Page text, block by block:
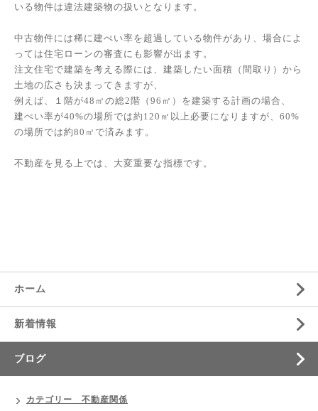
いる物件は違法建築物の扱いとなります。
中古物件には稀に建ぺい率を超過している物件があり、場合によ
っては住宅ローンの審査にも影響が出ます。
注文住宅で建築を考える際には、建築したい面積（間取り）から
土地の広さも決まってきますが、
例えば、１階が48㎡の総2階（96㎡）を建築する計画の場合、
建ぺい率が40%の場所では約120㎡以上必要になりますが、60%
の場所では約80㎡で済みます。
不動産を見る上では、大変重要な指標です。
ホーム
新着情報
ブログ
カテゴリー 不動産関係